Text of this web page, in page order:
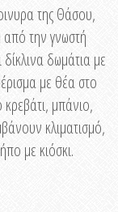
της Θάσου,
την γνωστή
δωμάτια με
με θέα στο
μπάνιο,
κλιματισμό,
με κιόσκι.